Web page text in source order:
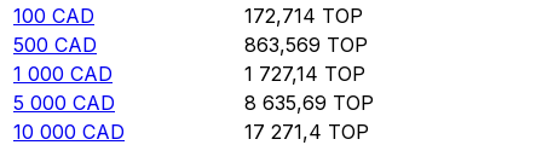
100 CAD 172,714 TOP
500 CAD 863,569 TOP
1 000 CAD 1 727,14 TOP
5 000 CAD 8 635,69 TOP
10 000 CAD 17 271,4 TOP